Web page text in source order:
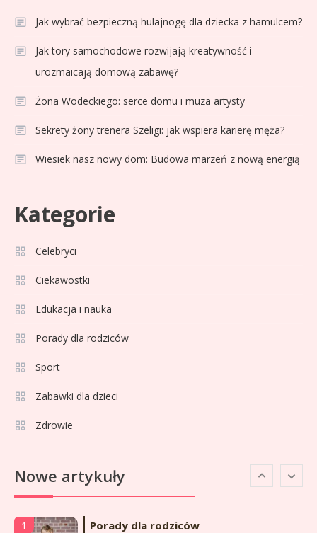
Jak wybrać bezpieczną hulajnogę dla dziecka z hamulcem?
Jak tory samochodowe rozwijają kreatywność i
urozmaicają domową zabawę?
Żona Wodeckiego: serce domu i muza artysty
Sekrety żony trenera Szeligi: jak wspiera karierę męża?
Wiesiek nasz nowy dom: Budowa marzeń z nową energią
Kategorie
Celebryci
Ciekawostki
Edukacja i nauka
Porady dla rodziców
Sport
Zabawki dla dzieci
Zdrowie
Nowe artykuły
kariera i pasje w jednym
Adrian Borecki: wszystko, co
6
popularna influencerka?
1 Porady dla rodziców